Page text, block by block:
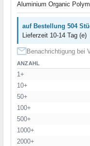
Aluminium Organic
auf Bestellung 504
Lieferzeit 10-14 Tag (e)
Benachrichtigung bei
ANZAHL
1+
10+
50+
100+
500+
1000+
2000+